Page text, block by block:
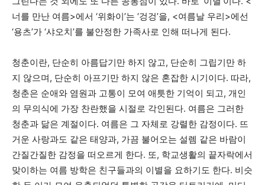
너를 만난 여름>에서 ‘위화이’는 ‘겅겅’을, <여름날 우리>에선
‘용츠’가 ‘샤오치’를 불안정한 가족사로 인해 떠나게 된다.
청춘이란, 단순히 아름답기만 하지 않고, 단순히 그립기만 하
지 않으며, 단순히 아프기만 하지 않은 혼잡한 시기이다. 따라,
청춘은 순애와 염원과 고통이 모여 애틋한 기억이 되고, 개인
의 무의식에 가장 찬란했을 시절로 각인된다. 여름은 그러한
청춘과 닮은 계절이다. 여름은 그 자체로 강렬한 감정이다. 뜨
거운 사랑과도 같은 태양과, 가끔 불어오는 설렘 같은 바람이
간질간질한 감정을 떠오르게 한다. 또, 학교생활의 끝자락에서
맞이하는 여름 방학은 친구들과의 이별을 요하기도 한다. 비슷